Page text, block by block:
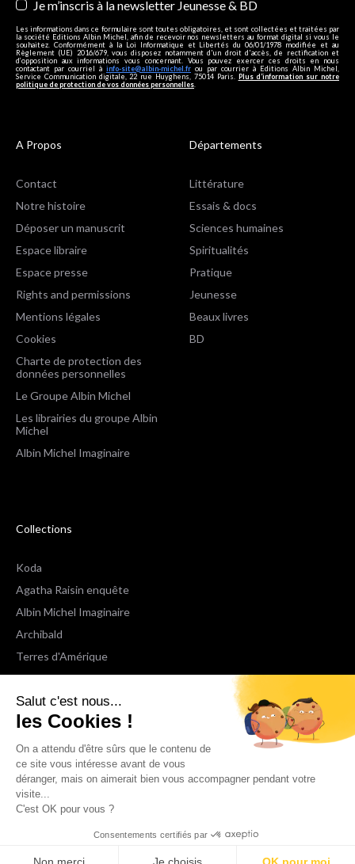
Salut c'est nous...
les Cookies !
On a attendu d'être sûrs que le contenu de
ce site vous intéresse avant de vous
déranger, mais on aimerait bien vous accompagner pendant votre
visite...
C'est OK pour vous ?
Consentements certifiés par
Je m’inscris à la newsletter Jeunesse & BD
Les informations dans ce formulaire sont toutes obligatoires, et sont collectées et traitées par
la société Editions Albin Michel, afin de recevoir nos newsletters au format digital si vous le
souhaitez. Conformément à la Loi Informatique et Libertés du 06/01/1978 modifiée et au
Règlement (UE) 2016/679, vous disposez notamment d'un droit d'accès, de rectification et
d’opposition aux informations vous concernant. Vous pouvez exercer ces droits en nous
contactant par courriel à info-site@albin-michel.fr ou par courrier à Editions Albin Michel,
Service Communication digitale, 22 rue Huyghens, 75014 Paris. Plus d’information sur notre
politique de protection de vos données personnelles
A Propos
Contact
Notre histoire
Déposer un manuscrit
Espace libraire
Espace presse
Rights and permissions
Mentions légales
Cookies
Charte de protection des
données personnelles
Le Groupe Albin Michel
Les librairies du groupe Albin
Michel
Albin Michel Imaginaire
Départements
Littérature
Essais & docs
Sciences humaines
Spiritualités
Pratique
Jeunesse
Beaux livres
BD
Collections
Koda
Agatha Raisin enquête
Albin Michel Imaginaire
Archibald
Terres d'Amérique
Espaces Libres Poche
NOX
Wiz
Voir toutes les collections
Nous suivre